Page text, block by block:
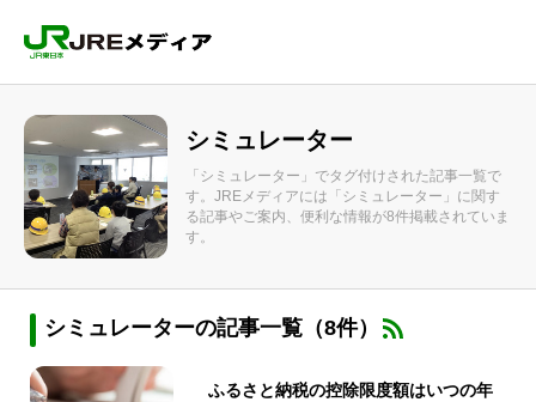
シミュレーター
「シミュレーター」でタグ付けされた記事一覧で
す。JREメディアには「シミュレーター」に関す
る記事やご案内、便利な情報が8件掲載されていま
す。
シミュレーターの記事一覧（8件）
ふるさと納税の控除限度額はいつの年